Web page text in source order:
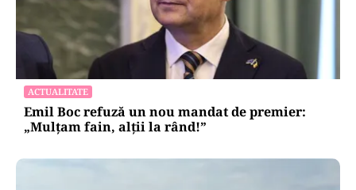
ACTUALITATE
Emil Boc refuză un nou mandat de premier:
„Mulțam fain, alții la rând!”